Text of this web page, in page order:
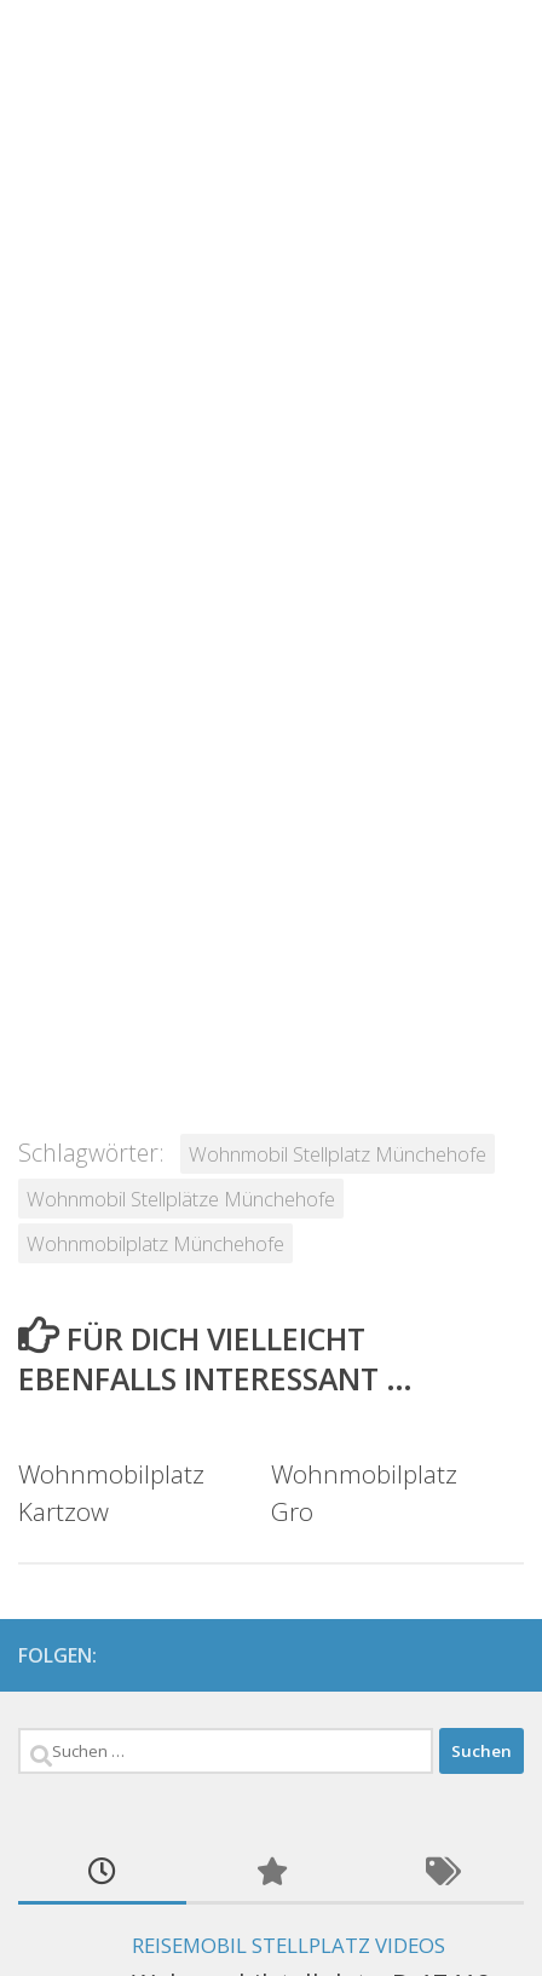
Schlagwörter:
Wohnmobil Stellplatz Münchehofe
Wohnmobil Stellplätze Münchehofe
Wohnmobilplatz Münchehofe
FÜR DICH VIELLEICHT
EBENFALLS INTERESSANT …
Wohnmobilplatz
Kartzow
Wohnmobilplatz
Gro
FOLGEN:
Suchen
REISEMOBIL STELLPLATZ VIDEOS